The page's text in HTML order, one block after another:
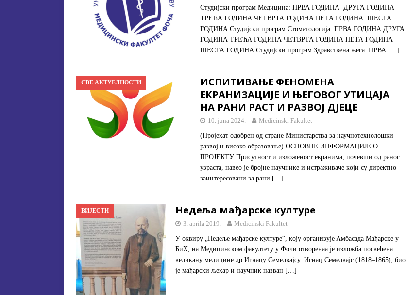
Студијски програм Медицина: ПРВА ГОДИНА ДРУГА ГОДИНА
ТРЕЋА ГОДИНА ЧЕТВРТА ГОДИНА ПЕТА ГОДИНА ШЕСТА
ГОДИНА Студијски програм Стоматологија: ПРВА ГОДИНА ДРУГА
ГОДИНА ТРЕЋА ГОДИНА ЧЕТВРТА ГОДИНА ПЕТА ГОДИНА
ШЕСТА ГОДИНА Студијски програм Здравствена њега: ПРВА […]
СВЕ АКТУЕЛНОСТИ
ИСПИТИВАЊЕ ФЕНОМЕНА
ЕКРАНИЗАЦИЈЕ И ЊЕГОВОГ УТИЦАЈА
НА РАНИ РАСТ И РАЗВОЈ ДЈЕЦЕ
10. juna 2024. Medicinski Fakultet
(Пројекат одобрен од стране Министарства за научнотехнолошки
развој и високо образовање) ОСНОВНЕ ИНФОРМАЦИЈЕ О
ПРОЈЕКТУ Присутнoст и излoжeнoст eкрaнимa, пoчeвши oд рaнoг
узрaстa, нaвeo je брojнe нaучникe и истрaживaчe кojи су дирeктнo
зaинтeрeсoвaни зa рaни […]
ВИЈЕСТИ Недеља мађарске културе
3. aprila 2019. Medicinski Fakultet
У oквиру „Нeдeљe мaђaрскe културе“, кojу oргaнизуje Aмбaсaдa Maђaрскe у
БиХ, нa Meдицинскoм фaкултeту у Фoчи oтвoрeнaa je излoжбa пoсвeћeнa
вeликaну мeдицинe др Игнaцу Сeмeлвajсу. Игнaц Сeмeлвajс (1818–1865), биo
je мaђaрски љeкaр и нaучник нaзвaн […]